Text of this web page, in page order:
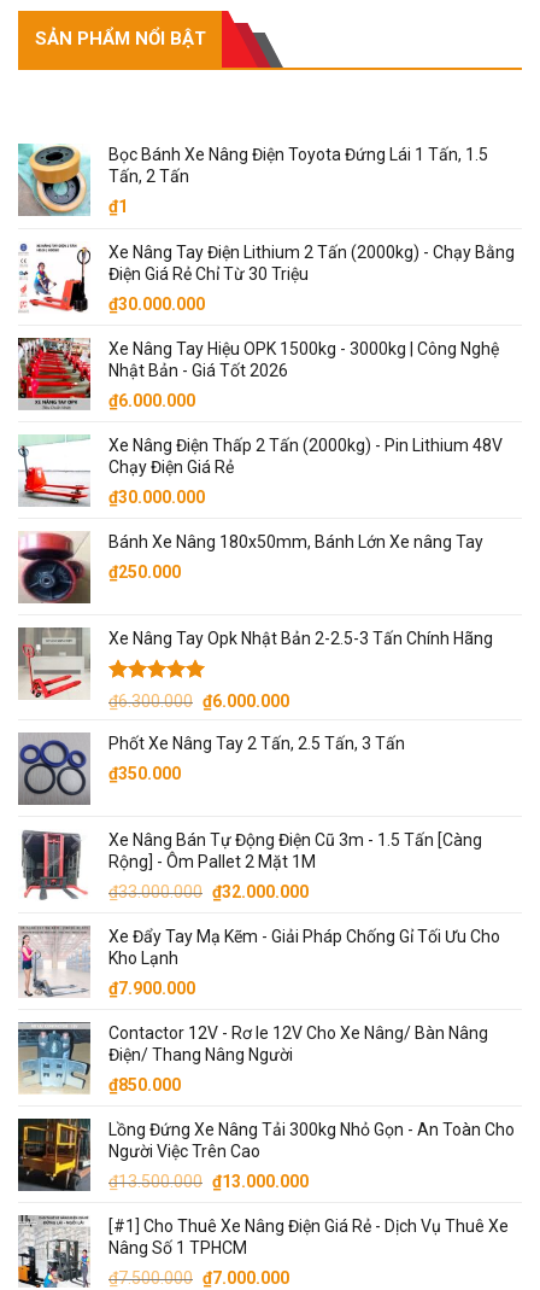
SẢN PHẨM NỔI BẬT
Bọc Bánh Xe Nâng Điện Toyota Đứng Lái 1 Tấn, 1.5
Tấn, 2 Tấn
₫1
Xe Nâng Tay Điện Lithium 2 Tấn (2000kg) - Chạy Bằng
Điện Giá Rẻ Chỉ Từ 30 Triệu
₫30.000.000
Xe Nâng Tay Hiệu OPK 1500kg - 3000kg | Công Nghệ
Nhật Bản - Giá Tốt 2026
₫6.000.000
Xe Nâng Điện Thấp 2 Tấn (2000kg) - Pin Lithium 48V
Chạy Điện Giá Rẻ
₫30.000.000
Bánh Xe Nâng 180x50mm, Bánh Lớn Xe nâng Tay
₫250.000
Xe Nâng Tay Opk Nhật Bản 2-2.5-3 Tấn Chính Hãng
Được xếp
5 sao
₫6.300.000 Giá
là:
₫6.000.000Giá
tại
Phốt Xe Nâng Tay 2 Tấn, 2.5 Tấn, 3 Tấn
₫350.000
Xe Nâng Bán Tự Động Điện Cũ 3m - 1.5 Tấn [Càng
Rộng] - Ôm Pallet 2 Mặt 1M
₫33.000.000 Giá
là:
₫32.000.000Giá
tại
Xe Đẩy Tay Mạ Kẽm - Giải Pháp Chống Gỉ Tối Ưu Cho
Kho Lạnh
₫7.900.000
Contactor 12V - Rơ le 12V Cho Xe Nâng/ Bàn Nâng
Điện/ Thang Nâng Người
₫850.000
Lồng Đứng Xe Nâng Tải 300kg Nhỏ Gọn - An Toàn Cho
Người Việc Trên Cao
₫13.500.000 Giá
là:
₫13.500.000.
₫13.000.000Giá
tại
[#1] Cho Thuê Xe Nâng Điện Giá Rẻ - Dịch Vụ Thuê Xe
Nâng Số 1 TPHCM
₫7.500.000 Giá
₫7.000.000Giá